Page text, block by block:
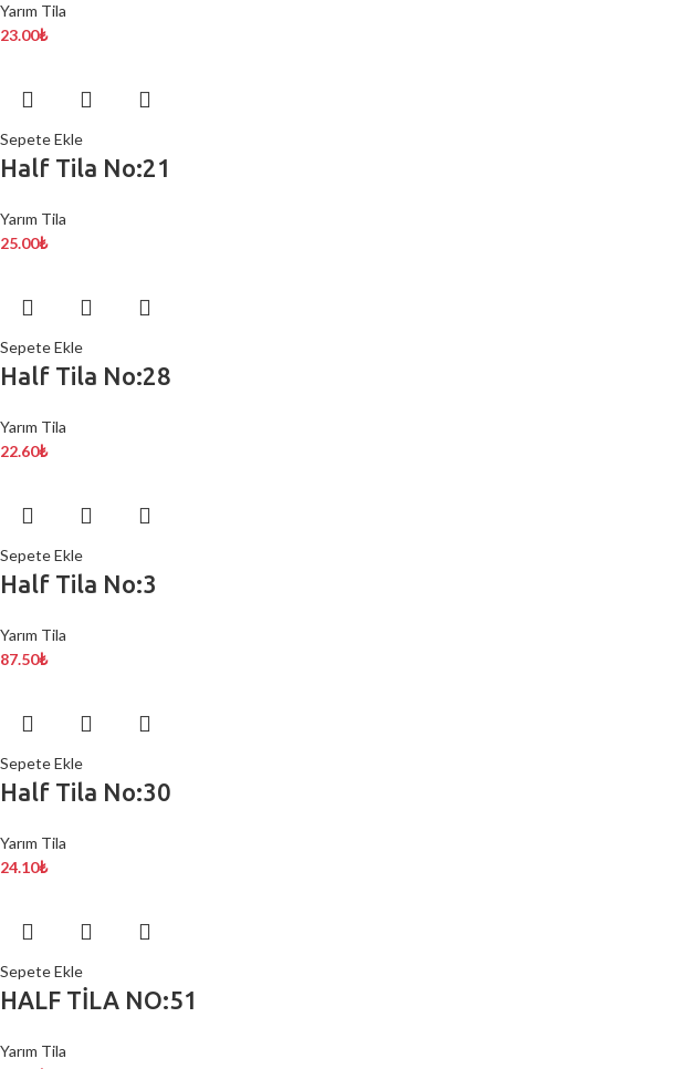
Yarım Tila
23.00₺
Sepete Ekle
Half Tila No:21
Yarım Tila
25.00₺
Sepete Ekle
Half Tila No:28
Yarım Tila
22.60₺
Sepete Ekle
Half Tila No:3
Yarım Tila
87.50₺
Sepete Ekle
Half Tila No:30
Yarım Tila
24.10₺
Sepete Ekle
HALF TİLA NO:51
Yarım Tila